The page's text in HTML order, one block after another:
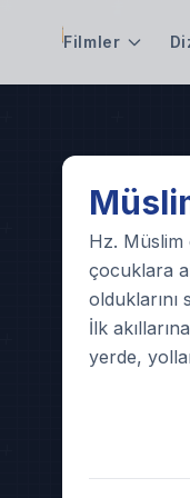
Filmler
Play
Hz. Müslim
çocuklara
olduklarını
İlk
yerde,